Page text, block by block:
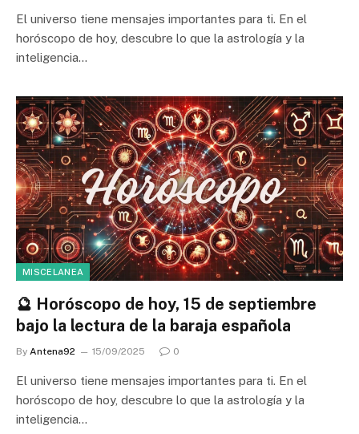
El universo tiene mensajes importantes para ti. En el
horóscopo de hoy, descubre lo que la astrología y la
inteligencia…
MISCELANEA
🔮 Horóscopo de hoy, 15 de septiembre
bajo la lectura de la baraja española
By Antena92 15/09/2025 0
El universo tiene mensajes importantes para ti. En el
horóscopo de hoy, descubre lo que la astrología y la
inteligencia…